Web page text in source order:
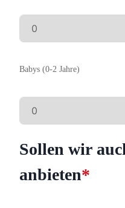
Babys (0-2 Jahre)
Sollen wir
anbieten*